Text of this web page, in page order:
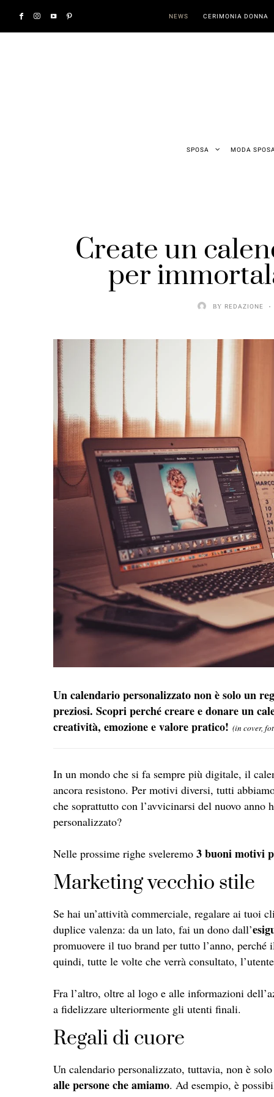
NEWS CERIMONIA DONNA
SPOSA MODA
Create un
per
BY REDAZIONE
Un calendario personalizzato non è solo un
preziosi. Scopri perché creare e donare un
creatività, emozione e valore pratico! (in cover,
In un mondo che si fa sempre più digitale, il
ancora resistono. Per motivi diversi, tutti
che soprattutto con l’avvicinarsi del nuovo
personalizzato?
Nelle prossime righe sveleremo 3 buoni motivi
Marketing vecchio stile
Se hai un’attività commerciale, regalare ai tuoi
duplice valenza: da un lato, fai un dono dall’
promuovere il tuo brand per tutto l’anno,
quindi, tutte le volte che verrà consultato,
Fra l’altro, oltre al logo e alle informazioni
a fidelizzare ulteriormente gli utenti finali.
Regali di cuore
Un calendario personalizzato, tuttavia, non è
alle persone che amiamo. Ad esempio, è